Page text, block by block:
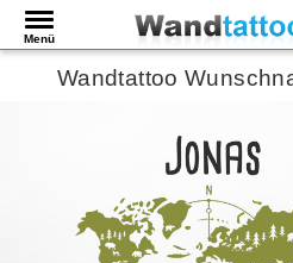
Menü
Wandtattoo